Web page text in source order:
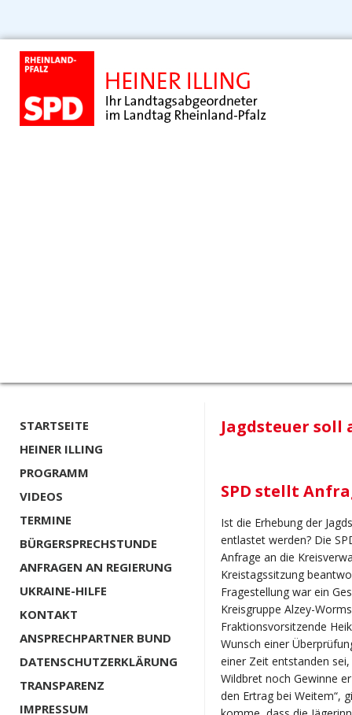
STARTSEITE
HEINER ILLING
PROGRAMM
VIDEOS
TERMINE
BÜRGERSPRECHSTUNDE
ANFRAGEN AN REGIERUNG
UKRAINE-HILFE
KONTAKT
ANSPRECHPARTNER BUND
DATENSCHUTZERKLÄRUNG
TRANSPARENZ
IMPRESSUM
Jagdsteuer soll
SPD stellt
Ist die Erhebung der
entlastet werden? Die
Anfrage an die
Kreistagssitzung
Fragestellung war ein
Kreisgruppe Alzey-
Fraktionsvorsitzende
Wunsch einer
einer Zeit entstanden
Wildbret noch Gewinne
den Ertrag bei Weitem“,